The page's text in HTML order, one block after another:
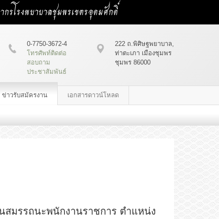
รโรงพยาบาลชุมพรเขตรอุดมศักดิ์
222 ถ.พิศิษฐพยาบาล,
ท่าตะเภา เมืองชุมพร
ชุมพร 86000
0-7750-3672-4
โทรศัพท์ติดต่อ
สอบถาม
ประชาสัมพันธ์
ข่าวรับสมัครงาน เอกสารดาวน์โหลด
สมรรถนะพนักงานราชการ ตำแหน่ง